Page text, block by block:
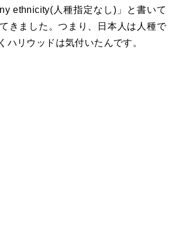
ethnicity(人種指定なし)」と書いて
きました。つまり、日本人は人種で
ハリウッドは気付いたんです。